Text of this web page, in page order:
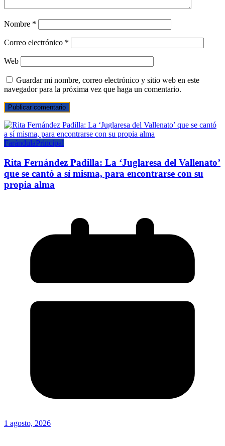
Nombre *
Correo electrónico *
Web
Guardar mi nombre, correo electrónico y sitio web en este
navegador para la próxima vez que haga un comentario.
FarándulaPrincipal
Rita Fernández Padilla: La ‘Juglaresa del Vallenato’
que se cantó a sí misma, para encontrarse con su
propia alma
1 agosto, 2026